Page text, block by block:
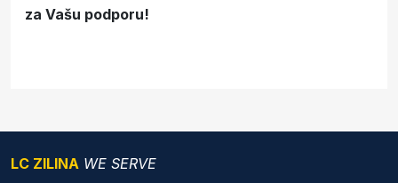
za Vašu podporu!
LC ZILINA WE SERVE